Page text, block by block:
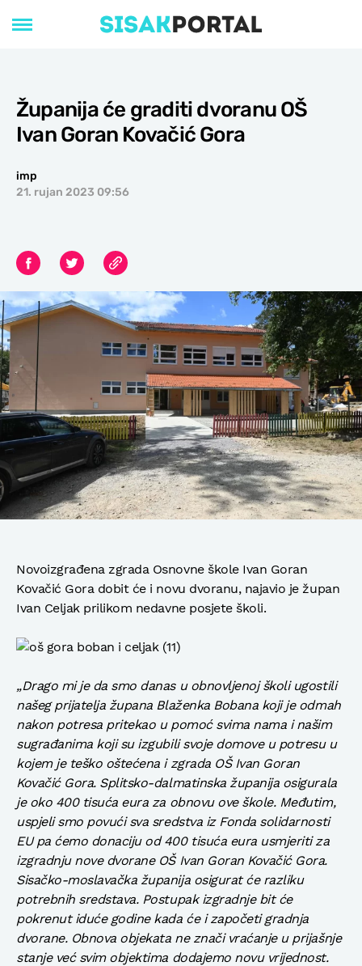
Županija će graditi dvoranu OŠ
Ivan Goran Kovačić Gora
imp
21. rujan 2023 09:56
Novoizgrađena zgrada Osnovne škole Ivan Goran
Kovačić Gora dobit će i novu dvoranu, najavio je župan
Ivan Celjak prilikom nedavne posjete školi.
„Drago mi je da smo danas u obnovljenoj školi ugostili
našeg prijatelja župana Blaženka Bobana koji je odmah
nakon potresa pritekao u pomoć svima nama i našim
sugrađanima koji su izgubili svoje domove u potresu u
kojem je teško oštećena i zgrada OŠ Ivan Goran
Kovačić Gora. Splitsko-dalmatinska županija osigurala
je oko 400 tisuća eura za obnovu ove škole. Međutim,
uspjeli smo povući sva sredstva iz Fonda solidarnosti
EU pa ćemo donaciju od 400 tisuća eura usmjeriti za
izgradnju nove dvorane OŠ Ivan Goran Kovačić Gora.
Sisačko-moslavačka županija osigurat će razliku
potrebnih sredstava. Postupak izgradnje bit će
pokrenut iduće godine kada će i započeti gradnja
dvorane. Obnova objekata ne znači vraćanje u prijašnje
stanje već svim objektima dodajemo novu vrijednost.